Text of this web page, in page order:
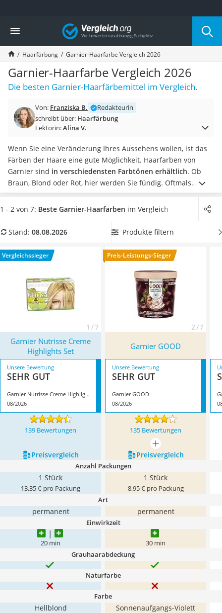
Die beliebtesten Vergleiche nach Kategorie
Drogerie
Inhalator
Haarschneider
Rollator
Braun Rasierer
Katzenklappe (Chip)
Masturbator
Massagepistole
Reisehaartrockner
Eiweißpulver
Magnesiumpräparat
Katzenklappe
Nackenmassagegerät
Zeckenschutz Katze
Philips-Sonicare-Zahnbürste
Mineralfutter Pferd
Massagegerät
Vergleich
Haarfärbung Garnier-Haarfarbe Vergleich 2026
Garnier-Haarfarbe Vergleich 2026
Die besten Garnier-Haarfärbemittel im Vergleich.
Von: Franziska B.
Redakteurin
schreibt über: Haarfärbung
Lektorin:Alina V.
Wenn Sie eine Veränderung Ihres Aussehens wollen, ist das
Färben der Haare eine gute Möglichkeit. Haarfarben von
Garnier sind in verschiedensten Farbtönen erhältlich. Ob
Braun, Blond oder Rot, hier werden Sie fündig. Oftmals
erhalten Sie laut Tests im Internet dieHaarfärbemittelim
Vorteilspack. Wählen Sie jetzt eine Garnier-Haarfarbe aus
überdeckt, umein farblich klares Ergebnis zu erzielen
ModellGarnier Nutrisse Creme Highlights Set* mit seinen
Eigenschaften.
1 - 2 von 7: Beste Garnier-Haarfarben im Vergleich
Stand: 08.08.2026 Produkte filtern
Vergleichssieger
1 / 7
Preis-Leistungs-Sieger
2 / 7
Garnier Nutrisse Creme
Highlights Set
Garnier GOOD
Unsere Bewertung
SEHR GUT
Garnier Nutrisse Creme Highlights Set
08/2026
Unsere Bewertung
SEHR GUT
Garnier GOOD
08/2026
139 Bewertungen 135 Bewertungen
mehr anzeigen
Preis­vergleich
Preis­vergleich
Anzahl Packungen
1 Stück
13,35 € pro Packung
1 Stück
8,95 € pro Packung
Art
permanent permanent
Einwirkzeit
20 min 30 min
Grauhaarabdeckung
Naturfarbe
Farbe
Hellblond Sonnenaufgangs-Violett